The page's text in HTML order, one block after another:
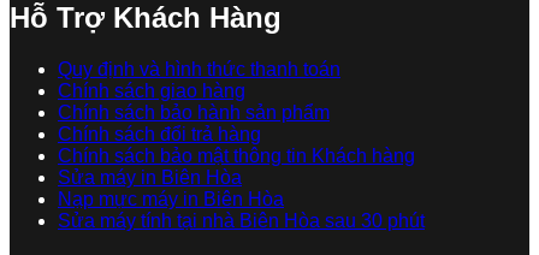
Hỗ Trợ Khách Hàng
Quy định và hình thức thanh toán
Chính sách giao hàng
Chính sách bảo hành sản phẩm
Chính sách đổi trả hàng
Chính sách bảo mật thông tin Khách hàng
Sửa máy in Biên Hòa
Nạp mực máy in Biên Hòa
Sửa máy tính tại nhà Biên Hòa sau 30 phút